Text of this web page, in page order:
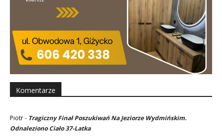
Komentarze
Piotr- Tragiczny Finał Poszukiwań Na Jeziorze Wydmińskim.
Odnaleziono Ciało 37-Latka